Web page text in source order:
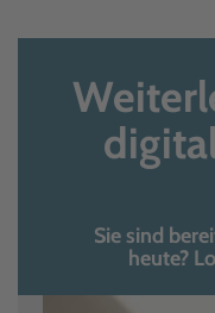
Sie sind
heute?